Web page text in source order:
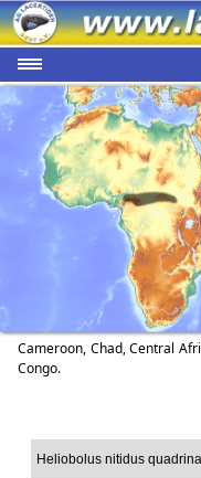
Cameroon, Chad, Central
Congo.